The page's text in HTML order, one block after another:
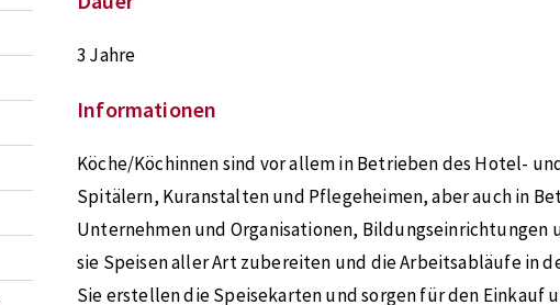
3 Jahre
Informationen
Köche/Köchinnen sind vor allem in Betrieben des Hotel-
Spitälern, Kuranstalten und Pflegeheimen, aber auch in
Unternehmen und Organisationen, Bildungseinrichtungen
sie Speisen aller Art zubereiten und die Arbeitsabläufe in
Sie erstellen die Speisekarten und sorgen für den Einkauf